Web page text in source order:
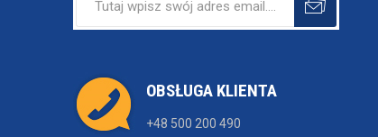
OBSŁUGA KLIENTA
+48 500 200 490